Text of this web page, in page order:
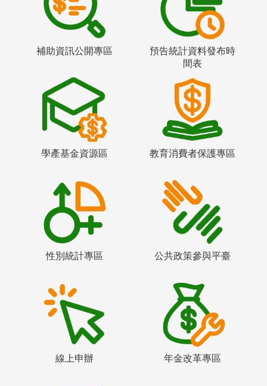
補助資訊公開專區
預告統計資料發布時
間表
學產基金資源區 教育消費者保護專區
性別統計專區 公共政策參與平臺
線上申辦 年金改革專區